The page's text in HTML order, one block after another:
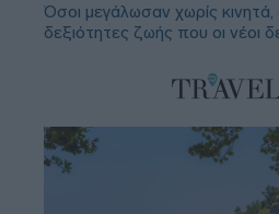
Όσοι μεγάλωσαν χωρίς
δεξιότητες ζωής που οι νέοι